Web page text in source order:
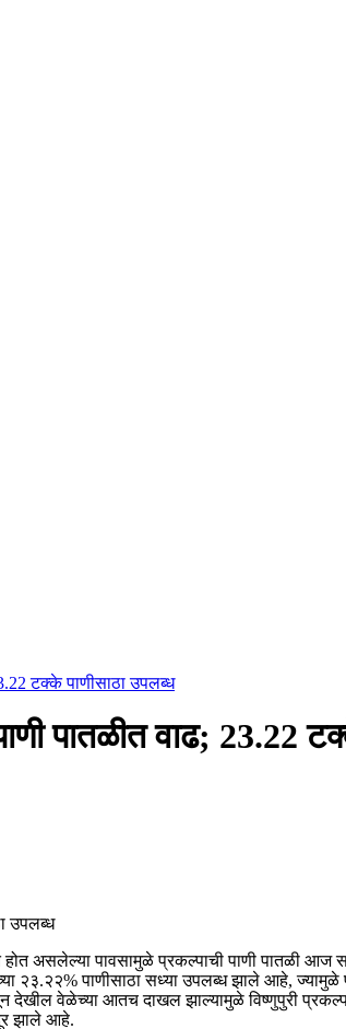
टक्के पाणीसाठा उपलब्ध
पातळीत वाढ; 23.22
उपलब्ध
होत असलेल्या पावसामुळे प्रकल्पाची पाणी पातळी
२३.२२% पाणीसाठा सध्या उपलब्ध झाले आहे, ज्यामुळे
वेळेच्या आतच दाखल झाल्यामुळे विष्णुपुरी
झाले आहे.